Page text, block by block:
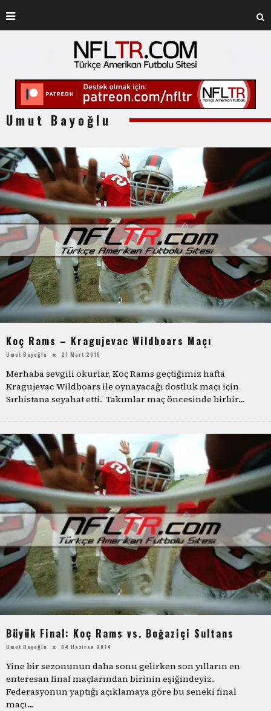
Umut Bayoğlu
Koç Rams – Kragujevac Wildboars Maçı
Umut Bayoğlu 21 Mart 2015
Merhaba sevgili okurlar, Koç Rams geçtiğimiz hafta
Kragujevac Wildboars ile oynayacağı dostluk maçı için
Sırbistana seyahat etti. Takımlar maç öncesinde birbir...
Büyük Final: Koç Rams vs. Boğaziçi Sultans
Umut Bayoğlu 04 Haziran 2014
Yine bir sezonunun daha sonu gelirken son yılların en
enteresan final maçlarından birinin eşiğindeyiz.
Federasyonun yaptığı açıklamaya göre bu seneki final
maçı...